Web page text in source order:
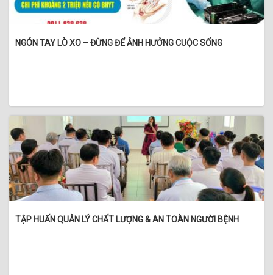
NGÓN TAY LÒ XO – ĐỪNG ĐỂ ẢNH HƯỞNG CUỘC SỐNG
TẬP HUẤN QUẢN LÝ CHẤT LƯỢNG & AN TOÀN NGƯỜI BỆNH